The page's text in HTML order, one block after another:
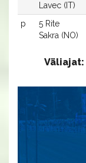
Lavec (IT)
p
5 Rite
Sakra (NO)
Väliajat: